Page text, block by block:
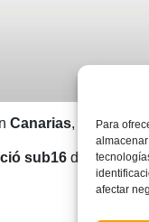
Para
afectar
Canarias, Madrid,
sub16de Javi